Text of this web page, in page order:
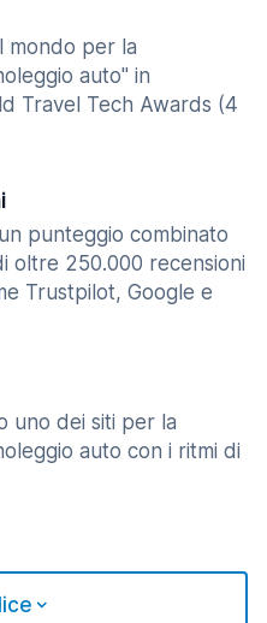
mondo per la
auto" in
Travel Tech Awards (4
punteggio combinato
oltre 250.000 recensioni
Trustpilot, Google e
uno dei siti per la
auto con i ritmi di